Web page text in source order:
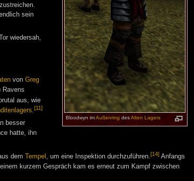
Bloodwyn imAußenring desAlten Lagers
sein
wiedersah,
von Greg
Ravens
aus, wie
.[11]
besser
hatte, ihn
dem Tempel , um eine Inspektion durchzuführen.[14]Anfangs
kurzem Gespräch kam es erneut zum Kampf zwischen